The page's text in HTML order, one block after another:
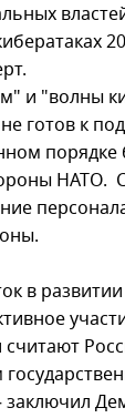
и "волны
готов к
НАТО.
в
считают
заключил